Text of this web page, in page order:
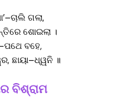
ଗଲା,
ଶୋଇଲା ।
ବହେ,
ଛାୟା–ଧ୍ୱନି ॥
ବିଶ୍ରାମ